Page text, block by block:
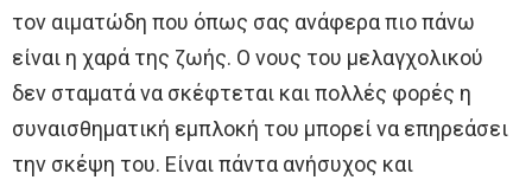
τον αιματώδη που όπως σας ανάφερα πιο πάνω
είναι η χαρά της ζωής. Ο νους του μελαγχολικού
δεν σταματά να σκέφτεται και πολλές φορές η
συναισθηματική εμπλοκή του μπορεί να επηρεάσει
την σκέψη του. Είναι πάντα ανήσυχος και